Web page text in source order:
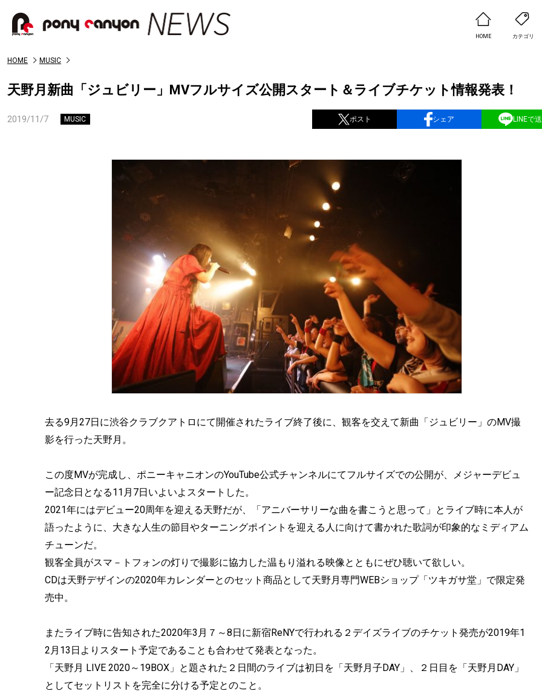
HOME カテゴリ
HOME MUSIC
天野月新曲「ジュビリー」MVフルサイズ公開スタート＆ライブチケット情報発表！
2019/11/7 MUSIC ポスト シェア LINEで
去る9月27日に渋谷クラブクアトロにて開催されたライブ終了後に、観客を交えて新曲「ジュビリー」のMV撮
影を行った天野月。
この度MVが完成し、ポニーキャニオンのYouTube公式チャンネルにてフルサイズでの公開が、メジャーデビュ
ー記念日となる11月7日いよいよスタートした。
2021年にはデビュー20周年を迎える天野だが、「アニバーサリーな曲を書こうと思って」とライブ時に本人が
語ったように、大きな人生の節目やターニングポイントを迎える人に向けて書かれた歌詞が印象的なミディアム
チューンだ。
観客全員がスマ－トフォンの灯りで撮影に協力した温もり溢れる映像とともにぜひ聴いて欲しい。
CDは天野デザインの2020年カレンダーとのセット商品として天野月専門WEBショップ「ツキガサ堂」で限定発
売中。
またライブ時に告知された2020年3月７～8日に新宿ReNYで行われる２デイズライブのチケット発売が2019年1
2月13日よりスタート予定であることも合わせて発表となった。
「天野月 LIVE 2020～19BOX」と題された２日間のライブは初日を「天野月子DAY」、２日目を「天野月DAY」
としてセットリストを完全に分ける予定とのこと。